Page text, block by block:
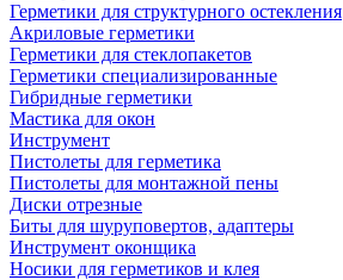
Герметики для структурного остекления
Акриловые герметики
Герметики для стеклопакетов
Герметики специализированные
Гибридные герметики
Мастика для окон
Инструмент
Пистолеты для герметика
Пистолеты для монтажной пены
Диски отрезные
Биты для шуруповертов, адаптеры
Инструмент оконщика
Носики для герметиков и клея